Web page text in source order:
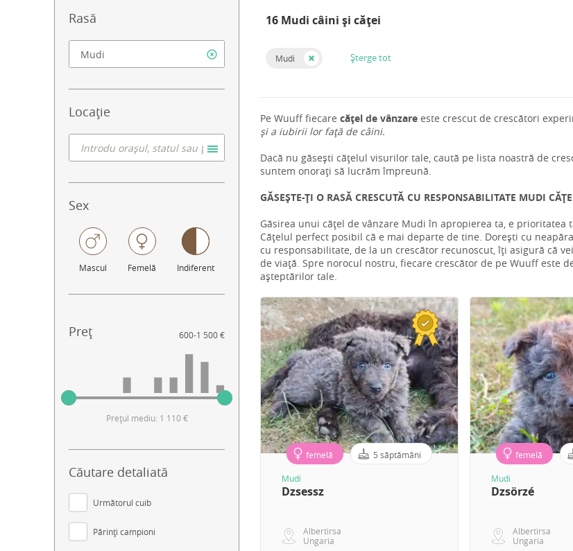
Rasă
Locație
Sex
Mascul Femelă Indiferent
Preț 600-1 500 €
Prețul mediu: 1 110 €
Căutare detaliată
Următorul cuib
Părinți campioni
16 Mudi câini și căței
Mudi Șterge tot
Pe Wuuff fiecare cățel de vânzare este crescut de crescători
și a iubirii lor față de câini.
Dacă nu găsești cățelul visurilor tale, caută pe lista noastră de
suntem onorați să lucrăm împreună.
GĂSEȘTE-ȚI O RASĂ CRESCUTĂ CU RESPONSABILITATE MUDI
Găsirea unui cățel de vânzare Mudi în apropierea ta, e
Cățelul perfect posibil că e mai departe de tine. Dorești cu
cu responsabilitate, de la un crescător recunoscut, îți asigură că
de viață. Spre norocul nostru, fiecare crescător de pe Wuuff este
așteptărilor tale.
femelă 5 săptămâni
Mudi
Dzsessz
Albertirsa
Ungaria
femelă
Mudi
Dzsörzé
Albertirsa
Ungaria